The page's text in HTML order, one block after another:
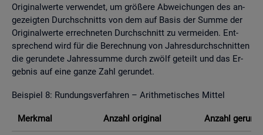
Ori­gi­nal­wer­te ver­wen­det, um grö­ße­re Ab­wei­chun­gen des an­
ge­zeig­ten Durch­schnitts von dem auf Basis der Summe der
Ori­gi­nal­wer­te er­rech­ne­ten Durch­schnitt zu ver­mei­den. Ent­
spre­chend wird für die Be­rech­nung von Jah­res­durch­schnit­ten
die ge­run­de­te Jah­res­sum­me durch zwölf ge­teilt und das Er­
geb­nis auf eine ganze Zahl ge­run­det.
Bei­spiel 8: Run­dungs­ver­fah­ren – Arith­me­ti­sches Mit­tel
Merk­mal An­zahl ori­gi­nal An­zahl